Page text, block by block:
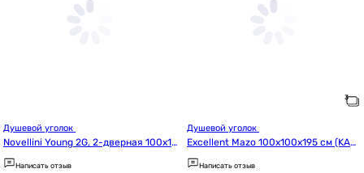
Novellini Young 2G, 2-дверная 100x1
00 (Y22G99L-1H+Y22G99L-1H)
Написать отзыв
Excellent Mazo 100x100x195 см (KAE
X.3016.K.1010.1010.CR)
Написать отзыв